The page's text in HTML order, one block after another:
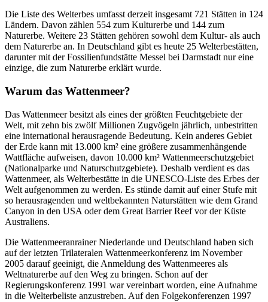
Die Liste des Welterbes umfasst derzeit insgesamt 721 Stätten in 124
Ländern. Davon zählen 554 zum Kulturerbe und 144 zum
Naturerbe. Weitere 23 Stätten gehören sowohl dem Kultur- als auch
dem Naturerbe an. In Deutschland gibt es heute 25 Welterbestätten,
darunter mit der Fossilienfundstätte Messel bei Darmstadt nur eine
einzige, die zum Naturerbe erklärt wurde.
Warum das Wattenmeer?
Das Wattenmeer besitzt als eines der größten Feuchtgebiete der
Welt, mit zehn bis zwölf Millionen Zugvögeln jährlich, unbestritten
eine international herausragende Bedeutung. Kein anderes Gebiet
der Erde kann mit 13.000 km² eine größere zusammenhängende
Wattfläche aufweisen, davon 10.000 km² Wattenmeerschutzgebiet
(Nationalparke und Naturschutzgebiete). Deshalb verdient es das
Wattenmeer, als Welterbestätte in die UNESCO-Liste des Erbes der
Welt aufgenommen zu werden. Es stünde damit auf einer Stufe mit
so herausragenden und weltbekannten Naturstätten wie dem Grand
Canyon in den USA oder dem Great Barrier Reef vor der Küste
Australiens.
Die Wattenmeeranrainer Niederlande und Deutschland haben sich
auf der letzten Trilateralen Wattenmeerkonferenz im November
2005 darauf geeinigt, die Anmeldung des Wattenmeeres als
Weltnaturerbe auf den Weg zu bringen. Schon auf der
Regierungskonferenz 1991 war vereinbart worden, eine Aufnahme
in die Welterbeliste anzustreben. Auf den Folgekonferenzen 1997